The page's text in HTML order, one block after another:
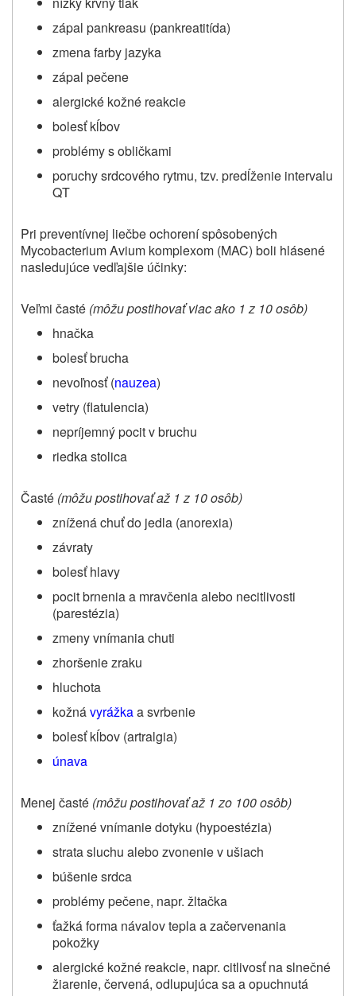
zápal pankreasu (pankreatitída)
zmena farby jazyka
zápal pečene
alergické kožné reakcie
bolesť kĺbov
problémy s obličkami
poruchy srdcového rytmu, tzv. predĺženie intervalu
QT
Pri preventívnej liečbe ochorení spôsobených
Mycobacterium Avium komplexom (MAC) boli hlásené
nasledujúce vedľajšie účinky:
Veľmi časté (môžu postihovať viac ako 1 z 10 osôb)
hnačka
bolesť brucha
nevoľnosť (nauzea)
vetry (flatulencia)
nepríjemný pocit v bruchu
riedka stolica
Časté (môžu postihovať až 1 z 10 osôb)
znížená chuť do jedla (anorexia)
závraty
bolesť hlavy
pocit brnenia a mravčenia alebo necitlivosti
(parestézia)
zmeny vnímania chuti
zhoršenie zraku
hluchota
kožnávyrážkaa svrbenie
bolesť kĺbov (artralgia)
únava
Menej časté (môžu postihovať až 1 zo 100 osôb)
znížené vnímanie dotyku (hypoestézia)
strata sluchu alebo zvonenie v ušiach
búšenie srdca
problémy pečene, napr. žltačka
ťažká forma návalov tepla a začervenania
pokožky
alergické kožné reakcie, napr. citlivosť na slnečné
žiarenie, červená, odlupujúca sa a opuchnutá